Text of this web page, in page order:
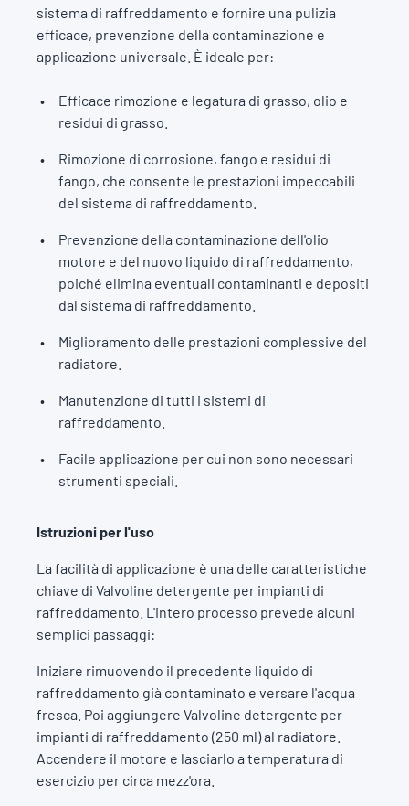
sistema di raffreddamento e fornire una pulizia
efficace, prevenzione della contaminazione e
applicazione universale. È ideale per:
Efficace rimozione e legatura di grasso, olio e
residui di grasso.
Rimozione di corrosione, fango e residui di
fango, che consente le prestazioni impeccabili
del sistema di raffreddamento.
Prevenzione della contaminazione dell'olio
motore e del nuovo liquido di raffreddamento,
poiché elimina eventuali contaminanti e depositi
dal sistema di raffreddamento.
Miglioramento delle prestazioni complessive del
radiatore.
Manutenzione di tutti i sistemi di
raffreddamento.
Facile applicazione per cui non sono necessari
strumenti speciali.
Istruzioni per l'uso
La facilità di applicazione è una delle caratteristiche
chiave di Valvoline detergente per impianti di
raffreddamento. L'intero processo prevede alcuni
semplici passaggi:
Iniziare rimuovendo il precedente liquido di
raffreddamento già contaminato e versare l'acqua
fresca. Poi aggiungere Valvoline detergente per
impianti di raffreddamento (250 ml) al radiatore.
Accendere il motore e lasciarlo a temperatura di
esercizio per circa mezz'ora.